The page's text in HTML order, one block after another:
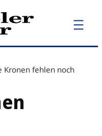
Kronen fehlen noch